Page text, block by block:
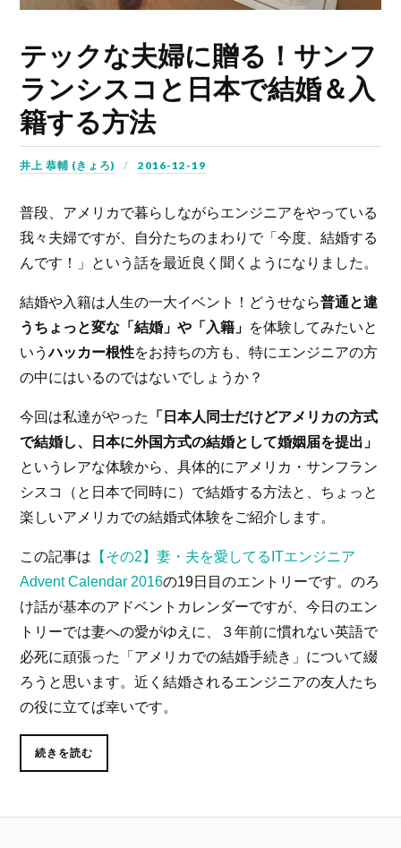
テックな夫婦に贈る！サンフ
ランシスコと日本で結婚＆入
籍する方法
井上 恭輔 (きょろ) 2016-12-19
普段、アメリカで暮らしながらエンジニアをやっている
我々夫婦ですが、自分たちのまわりで「今度、結婚する
んです！」という話を最近良く聞くようになりました。
結婚や入籍は人生の一大イベント！どうせなら普通と違
うちょっと変な「結婚」や「入籍」 を体験してみたいと
いうハッカー根性をお持ちの方も、特にエンジニアの方
の中にはいるのではないでしょうか？
今回は私達がやった
「日本人同士だけどアメリカの方式
で結婚し、日本に外国方式の結婚として婚姻届を提出」
というレアな体験から、具体的にアメリカ・サンフラン
シスコ（と日本で同時に）で結婚する方法と、ちょっと
楽しいアメリカでの結婚式体験をご紹介します。
この記事は 【その2】妻・夫を愛してるITエンジニア
Advent Calendar 2016の19日目のエントリーです。のろ
け話が基本のアドベントカレンダーですが、今日のエン
トリーでは妻への愛がゆえに、３年前に慣れない英語で
必死に頑張った「アメリカでの結婚手続き」について綴
ろうと思います。近く結婚されるエンジニアの友人たち
の役に立てば幸いです。
続きを読む